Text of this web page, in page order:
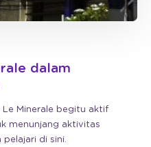
dalam
Le Minerale begitu aktif
menunjang aktivitas
pelajari di sini.